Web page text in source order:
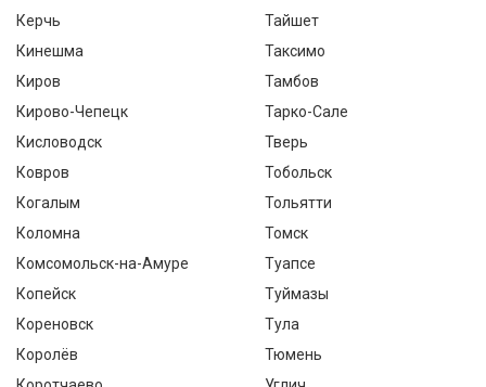
Керчь
Кинешма
Киров
Кирово-Чепецк
Кисловодск
Ковров
Когалым
Коломна
Комсомольск-на-Амуре
Копейск
Кореновск
Королёв
Тайшет
Таксимо
Тамбов
Тарко-Сале
Тверь
Тобольск
Тольятти
Томск
Туапсе
Туймазы
Тула
Тюмень